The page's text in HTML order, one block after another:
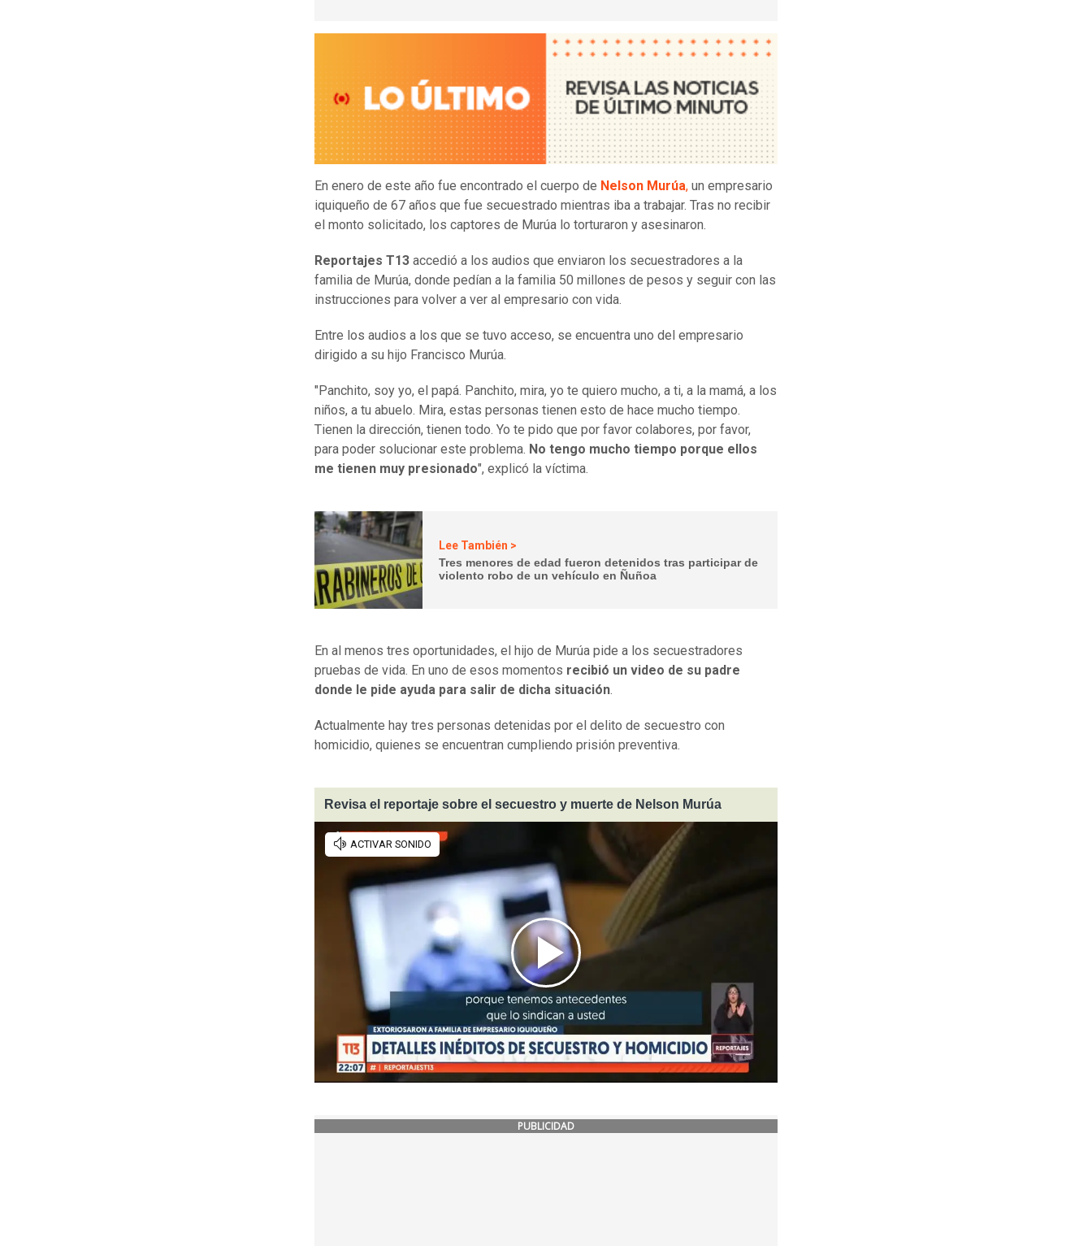
En enero de este año fue encontrado el cuerpo de Nelson Murúa, un empresario
iquiqueño de 67 años que fue secuestrado mientras iba a trabajar. Tras no recibir
el monto solicitado, los captores de Murúa lo torturaron y asesinaron.
Reportajes T13 accedió a los audios que enviaron los secuestradores a la
familia de Murúa, donde pedían a la familia 50 millones de pesos y seguir con las
instrucciones para volver a ver al empresario con vida.
Entre los audios a los que se tuvo acceso, se encuentra uno del empresario
dirigido a su hijo Francisco Murúa.
"Panchito, soy yo, el papá. Panchito, mira, yo te quiero mucho, a ti, a la mamá, a los
niños, a tu abuelo. Mira, estas personas tienen esto de hace mucho tiempo.
Tienen la dirección, tienen todo. Yo te pido que por favor colabores, por favor,
para poder solucionar este problema. No tengo mucho tiempo porque ellos
me tienen muy presionado", explicó la víctima.
Lee También >
Tres menores de edad fueron detenidos tras participar de
violento robo de un vehículo en Ñuñoa
En al menos tres oportunidades, el hijo de Murúa pide a los secuestradores
pruebas de vida. En uno de esos momentos recibió un video de su padre
donde le pide ayuda para salir de dicha situación.
Actualmente hay tres personas detenidas por el delito de secuestro con
homicidio, quienes se encuentran cumpliendo prisión preventiva.
Revisa el reportaje sobre el secuestro y muerte de Nelson Murúa
PUBLICIDAD